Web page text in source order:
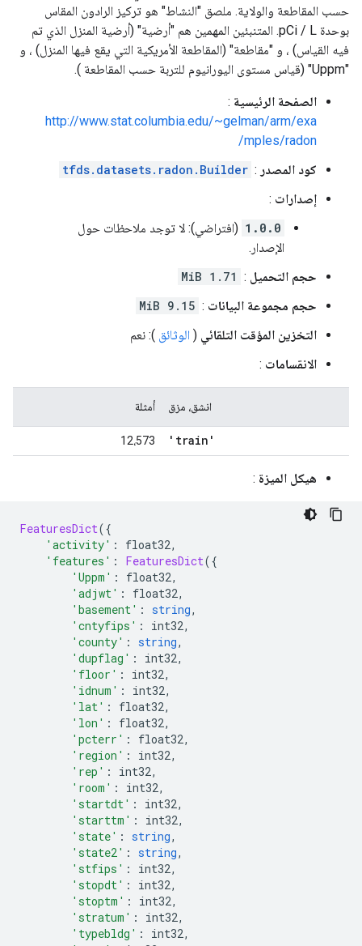
حسب المقاطعة والولاية. ملصق "النشاط" هو تركيز الرادون المقاس
بوحدة pCi / L. المتنبئين المهمين هم "أرضية" (أرضية المنزل الذي تم
فيه القياس) ، و "مقاطعة" (المقاطعة الأمريكية التي يقع فيها المنزل) ، و
"Uppm" (قياس مستوى اليورانيوم للتربة حسب المقاطعة ).
الصفحة الرئيسية :
http://www.stat.columbia.edu/~gelman/arm/exa
mples/radon/
كود المصدر :
tfds.datasets.radon.Builder
إصدارات :
1.0.0 (افتراضي): لا توجد ملاحظات حول
الإصدار.
حجم التحميل :
1.71 MiB
حجم مجموعة البيانات :
9.15 MiB
التخزين المؤقت التلقائي ( الوثائق ): نعم
الانقسامات :
انشق، مزق أمثلة
'train' 12،573
هيكل الميزة :
FeaturesDict({
'activity' : float32,
'features' : FeaturesDict({
'Uppm' : float32,
'adjwt' : float32,
'basement' : string,
'cntyfips' : int32,
'county' : string,
'dupflag' : int32,
'floor' : int32,
'idnum' : int32,
'lat' : float32,
'lon' : float32,
'pcterr' : float32,
'region' : int32,
'rep' : int32,
'room' : int32,
'startdt' : int32,
'starttm' : int32,
'state' : string,
'state2' : string,
'stfips' : int32,
'stopdt' : int32,
'stoptm' : int32,
'stratum' : int32,
'typebldg' : int32,